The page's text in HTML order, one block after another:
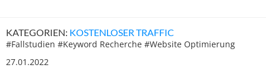
KATEGORIEN: KOSTENLOSER TRAFFIC
#Fallstudien #Keyword Recherche #Website Optimierung
27.01.2022